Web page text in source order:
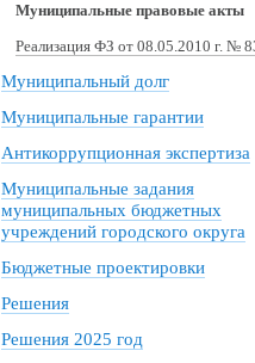
Муниципальные правовые акты
Реализация ФЗ от 08.05.2010 г. №
Муниципальный долг
Муниципальные гарантии
Антикоррупционная экспертиза
Муниципальные задания
муниципальных бюджетных
учреждений городского округа
Бюджетные проектировки
Решения
Решения 2025 год